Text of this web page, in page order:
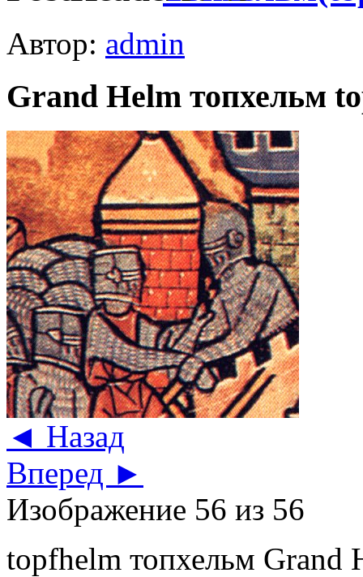
Автор: admin
Grand Helm топхельм
◄ Назад
Вперед ►
Изображение 56 из 56
topfhelm топхельм Grand